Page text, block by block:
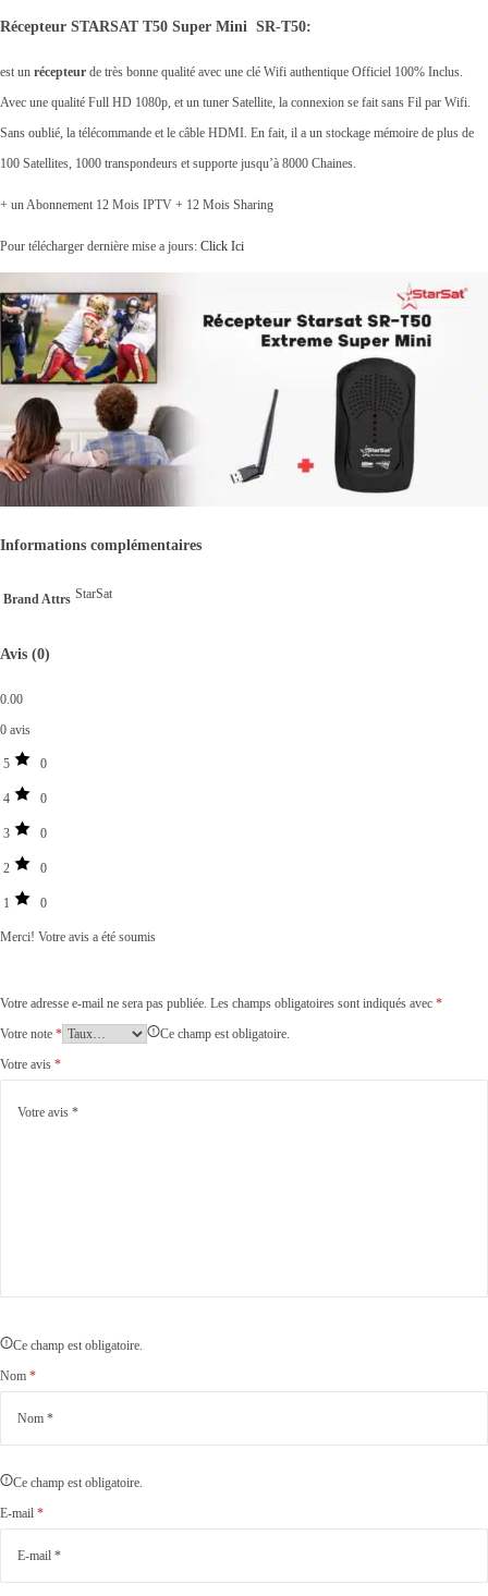
Récepteur STARSAT T50 Super Mini SR-T50:
est un récepteur de très bonne qualité avec une clé Wifi authentique Officiel 100% Inclus.
Avec une qualité Full HD 1080p, et un tuner Satellite, la connexion se fait sans Fil par Wifi.
Sans oublié, la télécommande et le câble HDMI. En fait, il a un stockage mémoire de plus de
100 Satellites, 1000 transpondeurs et supporte jusqu’à 8000 Chaines.
+ un Abonnement 12 Mois IPTV + 12 Mois Sharing
Pour télécharger dernière mise a jours: Click Ici
Informations complémentaires
Brand Attrs StarSat
Avis (0)
0.00
0 avis
5 0
4 0
3 0
2 0
1 0
Merci! Votre avis a été soumis
Votre adresse e-mail ne sera pas publiée. Les champs obligatoires sont indiqués avec *
Votre note *
Ce champ est obligatoire.
Votre avis *
Ce champ est obligatoire.
Nom *
Ce champ est obligatoire.
E-mail *